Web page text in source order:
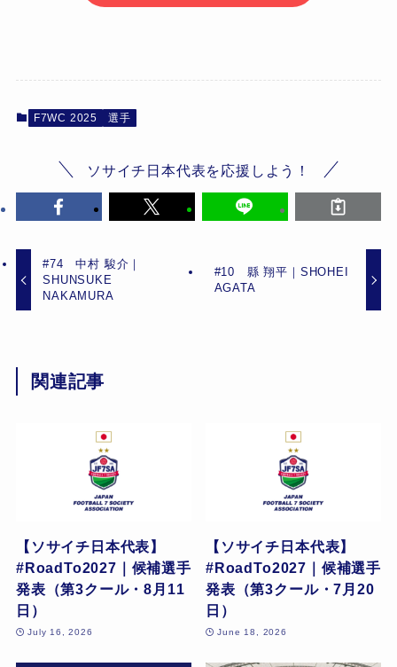
F7WC 2025 選手
ソサイチ日本代表を応援しよう！
#74 中村 駿介｜
SHUNSUKE
NAKAMURA
#10 縣 翔平｜SHOHEI
AGATA
関連記事
【ソサイチ日本代表】
#RoadTo2027｜候補選手
発表（第3クール・8月11
日）
July 16, 2026
【ソサイチ日本代表】
#RoadTo2027｜候補選手
発表（第3クール・7月20
日）
June 18, 2026